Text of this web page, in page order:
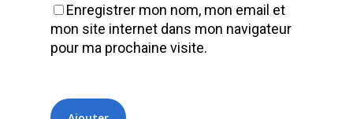
Enregistrer mon nom, mon email et
mon site internet dans mon navigateur
pour ma prochaine visite.